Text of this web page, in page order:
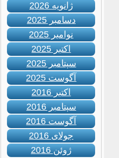
ژانویه 2026
دسامبر 2025
نوامبر 2025
اکتبر 2025
سپتامبر 2025
آگوست 2025
اکتبر 2016
سپتامبر 2016
آگوست 2016
جولای 2016
ژوئن 2016